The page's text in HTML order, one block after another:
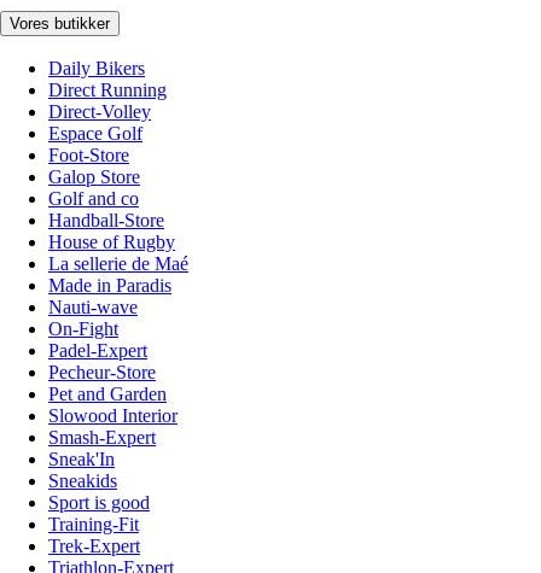
Vores butikker
Daily Bikers
Direct Running
Direct-Volley
Espace Golf
Foot-Store
Galop Store
Golf and co
Handball-Store
House of Rugby
La sellerie de Maé
Made in Paradis
Nauti-wave
On-Fight
Padel-Expert
Pecheur-Store
Pet and Garden
Slowood Interior
Smash-Expert
Sneak'In
Sneakids
Sport is good
Training-Fit
Trek-Expert
Triathlon-Expert